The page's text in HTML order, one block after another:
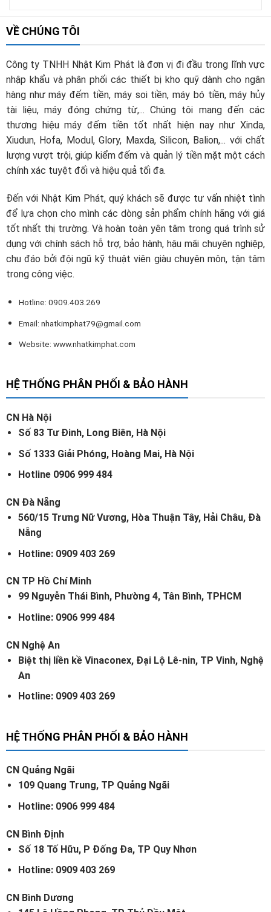
VỀ CHÚNG TÔI
Công ty TNHH Nhật Kim Phát là đơn vị đi đầu trong lĩnh vực
nhập khẩu và phân phối các thiết bị kho quỹ dành cho ngân
hàng như máy đếm tiền, máy soi tiền, máy bó tiền, máy hủy
tài liệu, máy đóng chứng từ,... Chúng tôi mang đến các
thương hiệu máy đếm tiền tốt nhất hiện nay như Xinda,
Xiudun, Hofa, Modul, Glory, Maxda, Silicon, Balion,... với chất
lượng vượt trội, giúp kiểm đếm và quản lý tiền mặt một cách
chính xác tuyệt đối và hiệu quả tối đa.
Đến với Nhật Kim Phát, quý khách sẽ được tư vấn nhiệt tình
để lựa chọn cho mình các dòng sản phẩm chính hãng với giá
tốt nhất thị trường. Và hoàn toàn yên tâm trong quá trình sử
dụng với chính sách hỗ trợ, bảo hành, hậu mãi chuyên nghiệp,
chu đáo bởi đội ngũ kỹ thuật viên giàu chuyên môn, tận tâm
trong công việc.
Hotline: 0909.403.269
Email: nhatkimphat79@gmail.com
Website: www.nhatkimphat.com
HỆ THỐNG PHÂN PHỐI & BẢO HÀNH
CN Hà Nội
Số 83 Tư Đinh, Long Biên, Hà Nội
Số 1333 Giải Phóng, Hoàng Mai, Hà Nội
Hotline 0906 999 484
CN Đà Nẵng
560/15 Trưng Nữ Vương, Hòa Thuận Tây, Hải Châu, Đà
Nẵng
Hotline: 0909 403 269
CN TP Hồ Chí Minh
99 Nguyễn Thái Bình, Phường 4, Tân Bình, TPHCM
Hotline: 0906 999 484
CN Nghệ An
Biệt thị liền kề Vinaconex, Đại Lộ Lê-nin, TP Vinh, Nghệ
An
Hotline: 0909 403 269
HỆ THỐNG PHÂN PHỐI & BẢO HÀNH
CN Quảng Ngãi
109 Quang Trung, TP Quảng Ngãi
Hotline: 0906 999 484
CN Bình Định
Số 18 Tố Hữu, P Đống Đa, TP Quy Nhơn
Hotline: 0909 403 269
CN Bình Dương